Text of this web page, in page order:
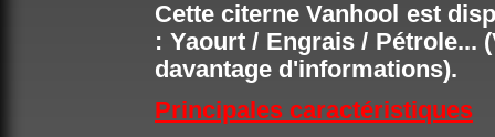
Cette citerne Vanhool est
: Yaourt / Engrais / Pétrole...
davantage d'informations).
Principales caractéristiques